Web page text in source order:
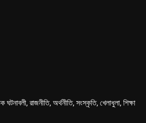
রাজনীতি, অর্থনীতি, সংস্কৃতি, খেলাধুলা, শিক্ষা